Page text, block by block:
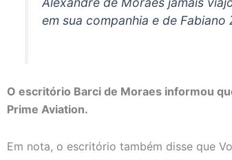
em sua companhia e de Fabiano
O escritório Barci de Moraes informou
Prime Aviation.
Em nota, o escritório também disse que